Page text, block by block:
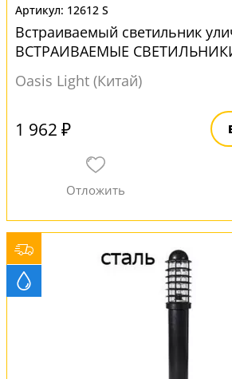
12612 S
Встраиваемый светильник
ВСТРАИВАЕМЫЕ
серый
Oasis Light (Китай)
1 962 ₽